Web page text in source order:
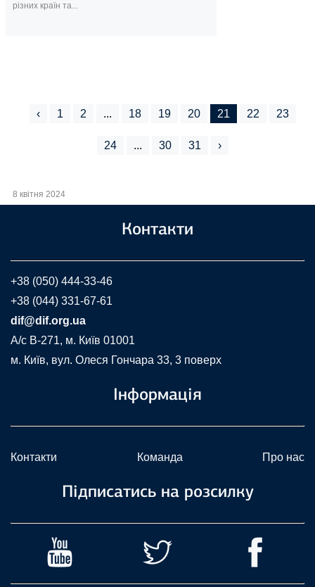
різних країн та...
8 квітня 2024
‹ 1 2 ... 18 19 20 21 22 23
24 ... 30 31 ›
Контакти
+38 (050) 444-33-46
+38 (044) 331-67-61
dif@dif.org.ua
A/c В-271, м. Київ 01001
м. Київ, вул. Олеся Гончара 33, 3 поверх
Інформація
Контакти Команда Про нас
Підписатись на розсилку